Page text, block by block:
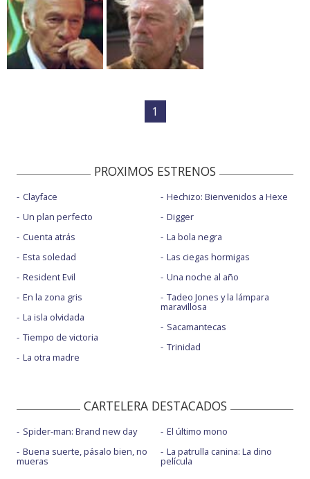
1
PROXIMOS ESTRENOS
Clayface
Un plan perfecto
Cuenta atrás
Esta soledad
Resident Evil
En la zona gris
La isla olvidada
Tiempo de victoria
La otra madre
Hechizo: Bienvenidos a Hexe
Digger
La bola negra
Las ciegas hormigas
Una noche al año
Tadeo Jones y la lámpara
maravillosa
Sacamantecas
Trinidad
CARTELERA DESTACADOS
Spider-man: Brand new day
Buena suerte, pásalo bien, no
mueras
El último mono
La patrulla canina: La dino
película